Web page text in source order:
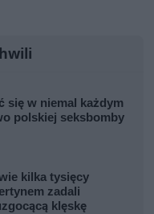
się w niemal każdym
polskiej seksbomby
kilka tysięcy
zadali
klęskę